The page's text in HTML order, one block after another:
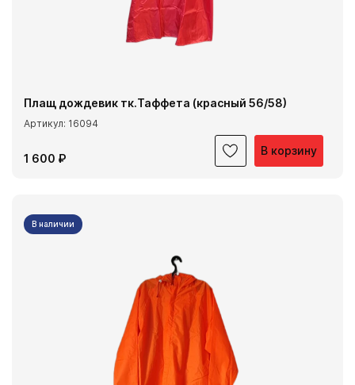
В корзину
Плащ дождевик тк.Таффета (красный 56/58)
Артикул: 16094
1 600 ₽
В наличии